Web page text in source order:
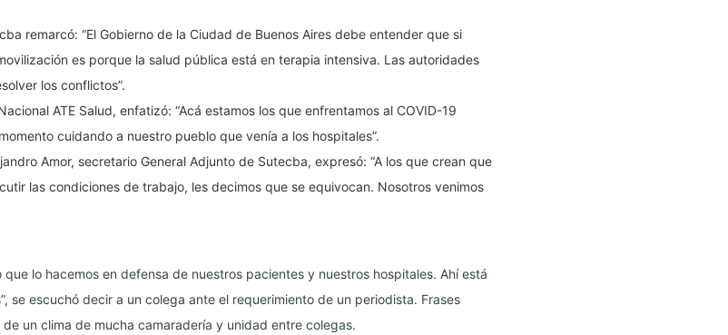
remarcó: “El Gobierno de la Ciudad de Buenos Aires debe entender que si
es porque la salud pública está en terapia intensiva. Las autoridades
los conflictos”.
ATE Salud, enfatizó: “Acá estamos los que enfrentamos al COVID-19
cuidando a nuestro pueblo que venía a los hospitales”.
Amor, secretario General Adjunto de Sutecba, expresó: “A los que crean que
las condiciones de trabajo, les decimos que se equivocan. Nosotros venimos
que lo hacemos en defensa de nuestros pacientes y nuestros hospitales. Ahí está
se escuchó decir a un colega ante el requerimiento de un periodista. Frases
un clima de mucha camaradería y unidad entre colegas.